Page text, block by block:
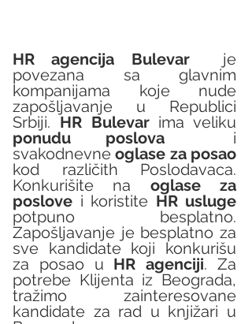
HR agencija Bulevar
  je
povezana sa glavnim
kompanijama koje nude
zapošljavanje u Republici
Srbiji. HR Bulevar
ponudu poslova
  i
svakodnevne oglase za posao
kod različith Poslodavaca.
Konkurišite na oglase za
poslove i koristite HR usluge
potpuno besplatno.
Zapošljavanje je besplatno za
sve kandidate koji konkurišu
za posao u HR agenciji. Za
potrebe Klijenta iz Beograda,
tražimo zainteresovane
kandidate za rad u knjižari u